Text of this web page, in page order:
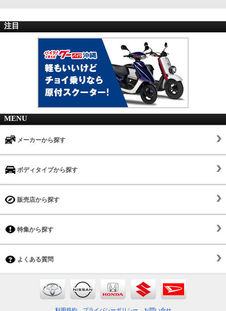
注目
MENU
メーカーから探す
ボディタイプから探す
販売店から探す
特集から探す
よくある質問